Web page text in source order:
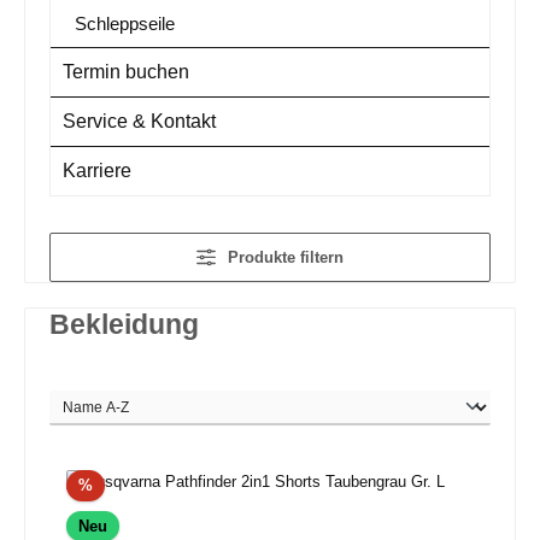
Schleppseile
Termin buchen
Service & Kontakt
Karriere
Produkte filtern
Bekleidung
%Rabatt
Neu